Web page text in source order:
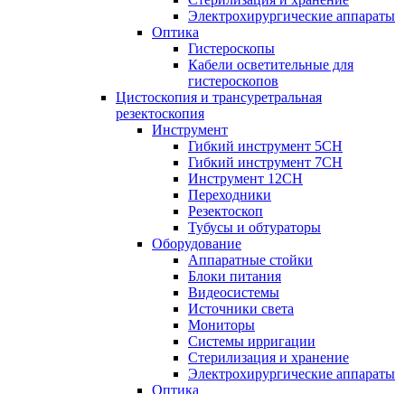
Электрохирургические аппараты
Оптика
Гистероскопы
Кабели осветительные для
гистероскопов
Цистоскопия и трансуретральная
резектоскопия
Инструмент
Гибкий инструмент 5CH
Гибкий инструмент 7CH
Инструмент 12CH
Переходники
Резектоскоп
Тубусы и обтураторы
Оборудование
Аппаратные стойки
Блоки питания
Видеосистемы
Источники света
Мониторы
Системы ирригации
Стерилизация и хранение
Электрохирургические аппараты
Оптика